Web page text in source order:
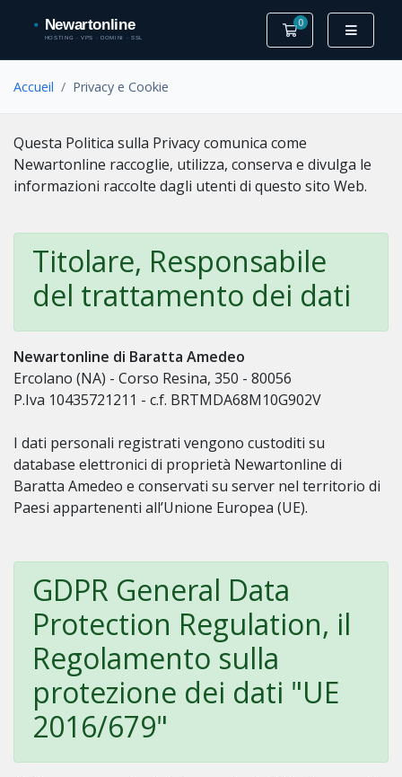
0
Votre panier
Accueil Privacy e Cookie
Questa Politica sulla Privacy comunica come
Newartonline raccoglie, utilizza, conserva e divulga le
informazioni raccolte dagli utenti di questo sito Web.
Titolare, Responsabile
del trattamento dei dati
Newartonline di Baratta Amedeo
Ercolano (NA) - Corso Resina, 350 - 80056
P.Iva 10435721211 - c.f. BRTMDA68M10G902V
I dati personali registrati vengono custoditi su
database elettronici di proprietà Newartonline di
Baratta Amedeo e conservati su server nel territorio di
Paesi appartenenti all’Unione Europea (UE).
GDPR General Data
Protection Regulation, il
Regolamento sulla
protezione dei dati "UE
2016/679"